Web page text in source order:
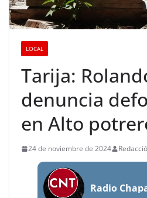
LOCAL
Tarija:
denuncia
en Alto
24 de noviembre de 2024